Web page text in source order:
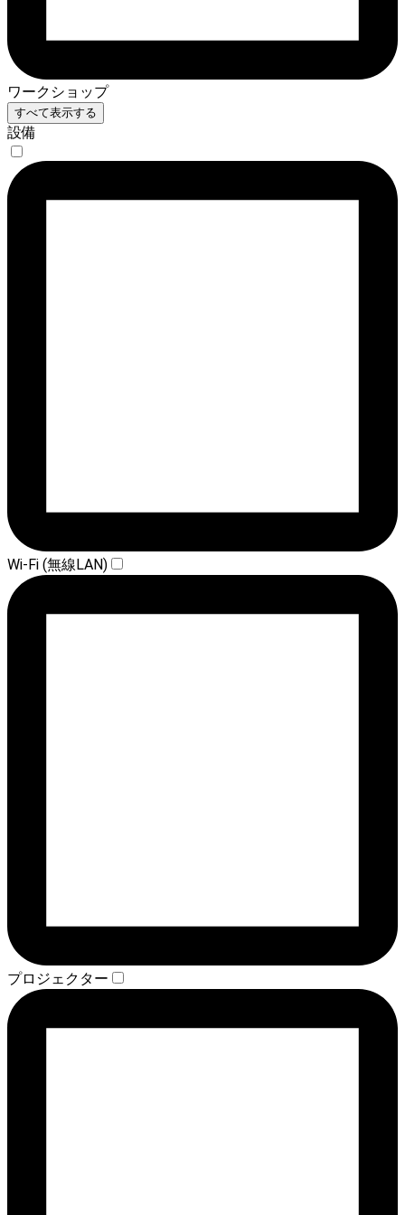
ワークショップ
すべて表示する
設備
Wi-Fi (無線LAN)
プロジェクター